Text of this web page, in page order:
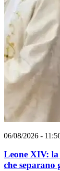
06/08/2026 -
Leone XIV:
che separano